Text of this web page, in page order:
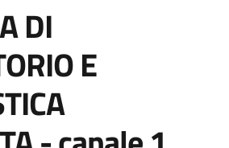
DI
E